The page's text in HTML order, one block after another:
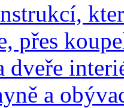
přes
dveře
a